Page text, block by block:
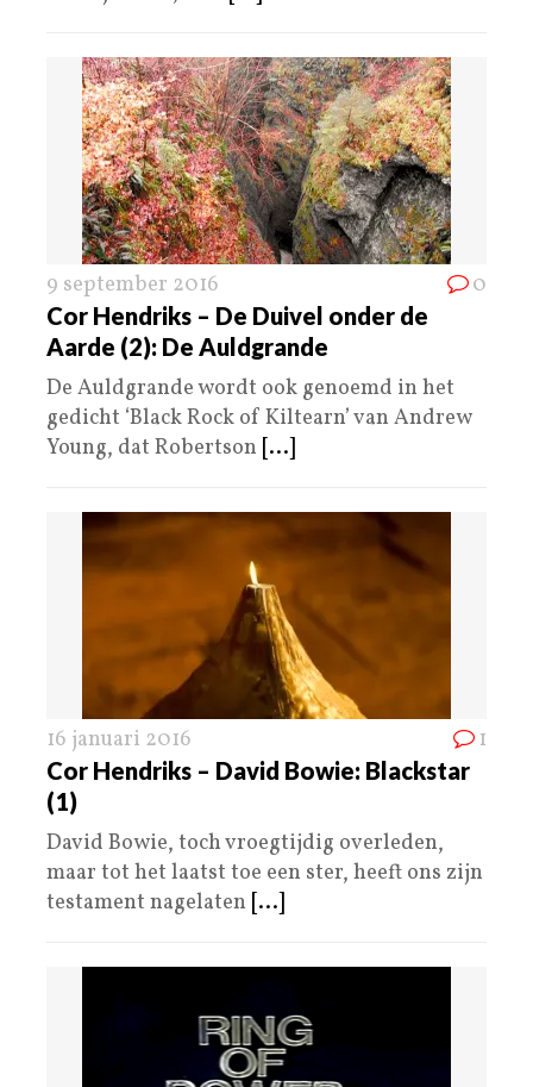
9 september 2016 0
Cor Hendriks – De Duivel onder de
Aarde (2): De Auldgrande
De Auldgrande wordt ook genoemd in het
gedicht ‘Black Rock of Kiltearn’ van Andrew
Young, dat Robertson [...]
16 januari 2016 1
Cor Hendriks – David Bowie: Blackstar
(1)
David Bowie, toch vroegtijdig overleden,
maar tot het laatst toe een ster, heeft ons zijn
testament nagelaten [...]